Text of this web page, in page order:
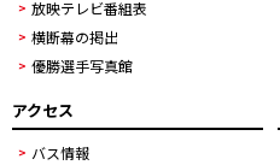
放映テレビ番組表
横断幕の掲出
優勝選手写真館
アクセス
バス情報